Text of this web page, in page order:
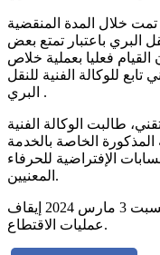
تمت خلال المدة المنقضية
البري باعتبار تمتع بعض
فعليا بعملية خلاص
للوكالة الفنية للنقل
البري .
طالبت الوكالة الفنية
المذكورة الخاصة بالخدمة
الإفتراضية للحرفاء
المعنيين.
هذا وأكد البريد أنه تم ابتداء من يوم السبت 3 مارس 2024 إيقاف
عمليات الاقتطاع.